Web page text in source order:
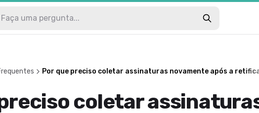
Por que preciso coletar assinaturas novamente após a
coletar